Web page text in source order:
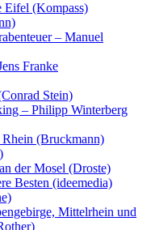
Eifel (Kompass)
– Manuel
Franke
Stein)
– Philipp Winterberg
(Bruckmann)
der Mosel (Droste)
Besten (ideemedia)
Mittelrhein und